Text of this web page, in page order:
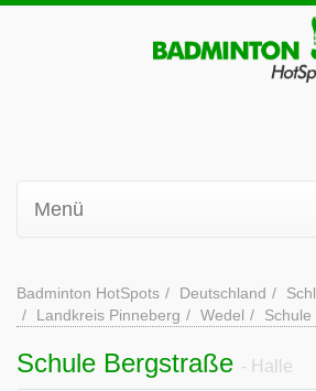
Menü
Badminton HotSpots Deutschland
Landkreis Pinneberg
Wedel
Schule Bergstraße - Halle